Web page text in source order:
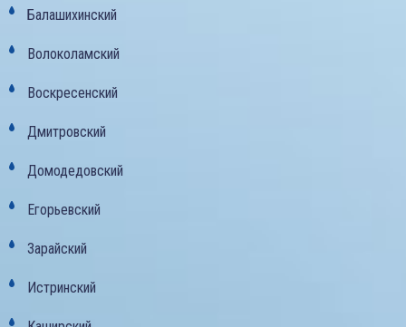
Балашихинский
Волоколамский
Воскресенский
Дмитровский
Домодедовский
Егорьевский
Зарайский
Истринский